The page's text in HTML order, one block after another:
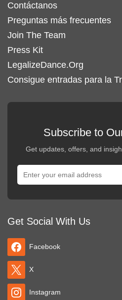
Contáctanos
Preguntas más frecuentes
Join The Team
Press Kit
LegalizeDance.Org
Consigue entradas para la
Subscribe to
Get updates, offers, and
Get Social With Us
Facebook
X
Instagram